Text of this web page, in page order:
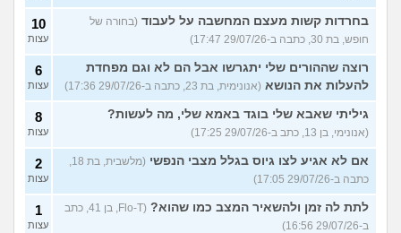
בחרדות קשות מעצם המחשבה על לעבוד (בחורה של
חופש, בת 30, כתבה ב-29/07/26 17:47)
10
עצות
רוצה שההורים שלי יתגרשו אבל הם לא וגם מפחדת
להעלות את הנושא (אנונימית, בת 23, כתבה ב-29/07/26 17:36)
6
עצות
גיליתי שאבא שלי בוגד באמא שלי, מה לעשות?
(אנונימי, בן 13, כתב ב-29/07/26 17:25)
8
עצות
אם לא אגיע לצו גיוס בגלל מצבי הנפשי
כתבה ב-29/07/26 17:05)
2
עצות
לתת לה זמן ולהשאיר המצב כמו שהוא?
(Flo-T, בן 41, כתב
ב-29/07/26 16:56)
1
עצות